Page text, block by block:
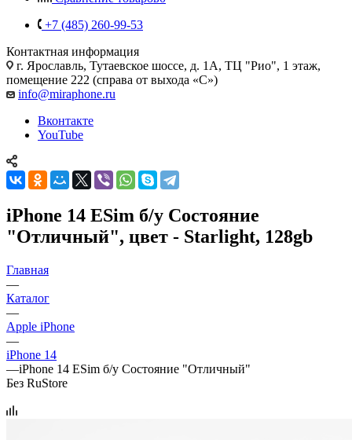
+7 (485) 260-99-53
Контактная информация
г. Ярославль, Тутаевское шоссе, д. 1А, ТЦ "Рио", 1 этаж,
помещение 222 (справа от выхода «С»)
info@miraphone.ru
Вконтакте
YouTube
iPhone 14 ESim б/у Состояние
"Отличный", цвет - Starlight, 128gb
Главная
—
Каталог
—
Apple iPhone
—
iPhone 14
—iPhone 14 ESim б/у Состояние "Отличный"
Без RuStore